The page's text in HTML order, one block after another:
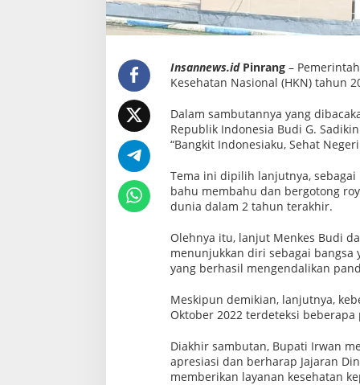
Insannews.id Pinrang–
Kesehatan Nasional (HKN) tahun
Dalam sambutannya yang
Republik Indonesia Budi G.
“Bangkit Indonesiaku, Sehat
Tema ini dipilih lanjutnya,
bahu membahu dan bergotong
dunia dalam 2 tahun terakhir.
Olehnya itu, lanjut Menkes Budi
menunjukkan diri sebagai bangsa
yang berhasil mengendalikan
Meskipun demikian, lanjutnya,
Oktober 2022 terdeteksi beberapa
Diakhir sambutan, Bupati Irwan
apresiasi dan berharap Jajaran
memberikan layanan kesehatan